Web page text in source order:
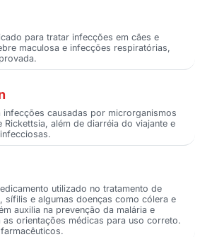
para tratar infecções em cães e
maculosa e infecções respiratórias,
infecções causadas por microrganismos
Rickettsia, além de diarréia do viajante e
utilizado no tratamento de
sífilis e algumas doenças como cólera e
auxilia na prevenção da malária e
as orientações médicas para uso correto.